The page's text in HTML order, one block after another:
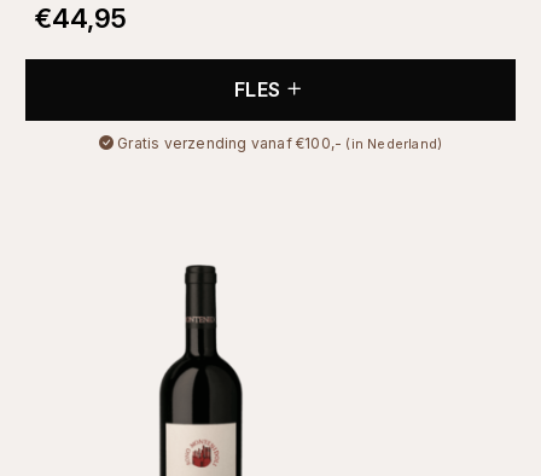
€44,95
FLES
Gratis verzending vanaf €100,- (in Nederland)